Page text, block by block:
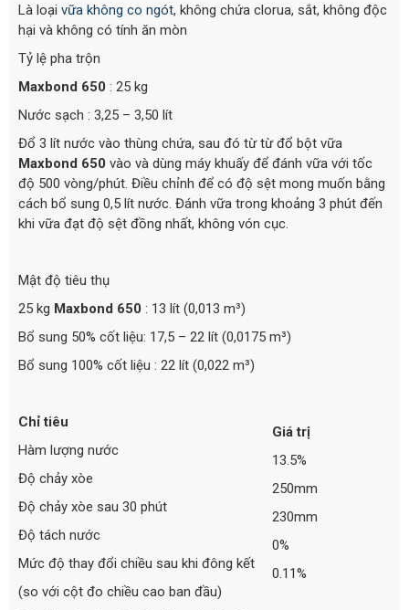
Là loại vữa không co ngót, không chứa clorua, sắt, không độc
hại và không có tính ăn mòn
Tỷ lệ pha trộn
Maxbond 650 : 25 kg
Nước sạch : 3,25 – 3,50 lít
Đổ 3 lít nước vào thùng chứa, sau đó từ từ đổ bột vữa
Maxbond 650 vào và dùng máy khuấy để đánh vữa với tốc
độ 500 vòng/phút. Điều chỉnh để có độ sệt mong muốn bằng
cách bổ sung 0,5 lít nước. Đánh vữa trong khoảng 3 phút đến
khi vữa đạt độ sệt đồng nhất, không vón cục.
Mật độ tiêu thụ
25 kg Maxbond 650 : 13 lít (0,013 m³)
Bổ sung 50% cốt liệu: 17,5 – 22 lít (0,0175 m³)
Bổ sung 100% cốt liệu : 22 lít (0,022 m³)
Chỉ tiêu
Hàm lượng nước
Độ chảy xòe
Độ chảy xòe sau 30 phút
Độ tách nước
Mức độ thay đổi chiều sau khi đông kết
(so với cột đo chiều cao ban đầu)
Giá trị
13.5%
250mm
230mm
0%
0.11%